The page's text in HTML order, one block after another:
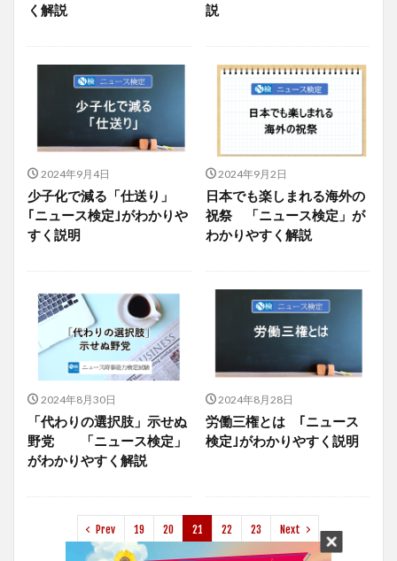
く解説
説
2024年9月4日
少子化で減る「仕送り」
｢ニュース検定｣がわかりや
すく説明
2024年9月2日
日本でも楽しまれる海外の
祝祭 「ニュース検定」が
わかりやすく解説
2024年8月30日
「代わりの選択肢」示せぬ
野党 「ニュース検定」
がわかりやすく解説
2024年8月28日
労働三権とは ｢ニュース
検定｣がわかりやすく説明
Prev 19 20 21 22 23 Next